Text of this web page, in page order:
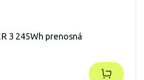
3 245Wh prenosná